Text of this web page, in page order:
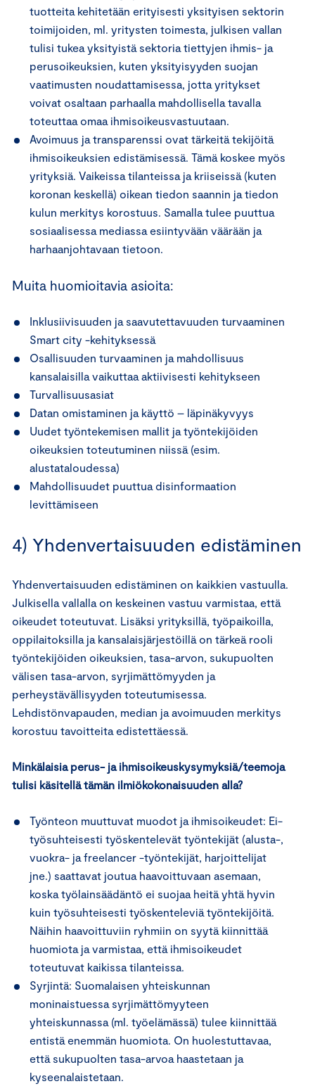
tuotteita kehitetään erityisesti yksityisen sektorin
toimijoiden, ml. yritysten toimesta, julkisen vallan
tulisi tukea yksityistä sektoria tiettyjen ihmis- ja
perusoikeuksien, kuten yksityisyyden suojan
vaatimusten noudattamisessa, jotta yritykset
voivat osaltaan parhaalla mahdollisella tavalla
toteuttaa omaa ihmisoikeusvastuutaan.
Avoimuus ja transparenssi ovat tärkeitä tekijöitä
ihmisoikeuksien edistämisessä. Tämä koskee myös
yrityksiä. Vaikeissa tilanteissa ja kriiseissä (kuten
koronan keskellä) oikean tiedon saannin ja tiedon
kulun merkitys korostuus. Samalla tulee puuttua
sosiaalisessa mediassa esiintyvään väärään ja
harhaanjohtavaan tietoon.
Muita huomioitavia asioita:
Inklusiivisuuden ja saavutettavuuden turvaaminen
Smart city -kehityksessä
Osallisuuden turvaaminen ja mahdollisuus
kansalaisilla vaikuttaa aktiivisesti kehitykseen
Turvallisuusasiat
Datan omistaminen ja käyttö – läpinäkyvyys
Uudet työntekemisen mallit ja työntekijöiden
oikeuksien toteutuminen niissä (esim.
alustataloudessa)
Mahdollisuudet puuttua disinformaation
levittämiseen
4) Yhdenvertaisuuden edistäminen
Yhdenvertaisuuden edistäminen on kaikkien vastuulla.
Julkisella vallalla on keskeinen vastuu varmistaa, että
oikeudet toteutuvat. Lisäksi yrityksillä, työpaikoilla,
oppilaitoksilla ja kansalaisjärjestöillä on tärkeä rooli
työntekijöiden oikeuksien, tasa-arvon, sukupuolten
välisen tasa-arvon, syrjimättömyyden ja
perheystävällisyyden toteutumisessa.
Lehdistönvapauden, median ja avoimuuden merkitys
korostuu tavoitteita edistettäessä.
Minkälaisia perus- ja ihmisoikeuskysymyksiä/teemoja
tulisi käsitellä tämän ilmiökokonaisuuden alla?
Työnteon muuttuvat muodot ja ihmisoikeudet: Ei-
työsuhteisesti työskentelevät työntekijät (alusta-,
vuokra- ja freelancer -työntekijät, harjoittelijat
jne.) saattavat joutua haavoittuvaan asemaan,
koska työlainsäädäntö ei suojaa heitä yhtä hyvin
kuin työsuhteisesti työskenteleviä työntekijöitä.
Näihin haavoittuviin ryhmiin on syytä kiinnittää
huomiota ja varmistaa, että ihmisoikeudet
toteutuvat kaikissa tilanteissa.
Syrjintä: Suomalaisen yhteiskunnan
moninaistuessa syrjimättömyyteen
yhteiskunnassa (ml. työelämässä) tulee kiinnittää
entistä enemmän huomiota. On huolestuttavaa,
että sukupuolten tasa-arvoa haastetaan ja
kyseenalaistetaan.